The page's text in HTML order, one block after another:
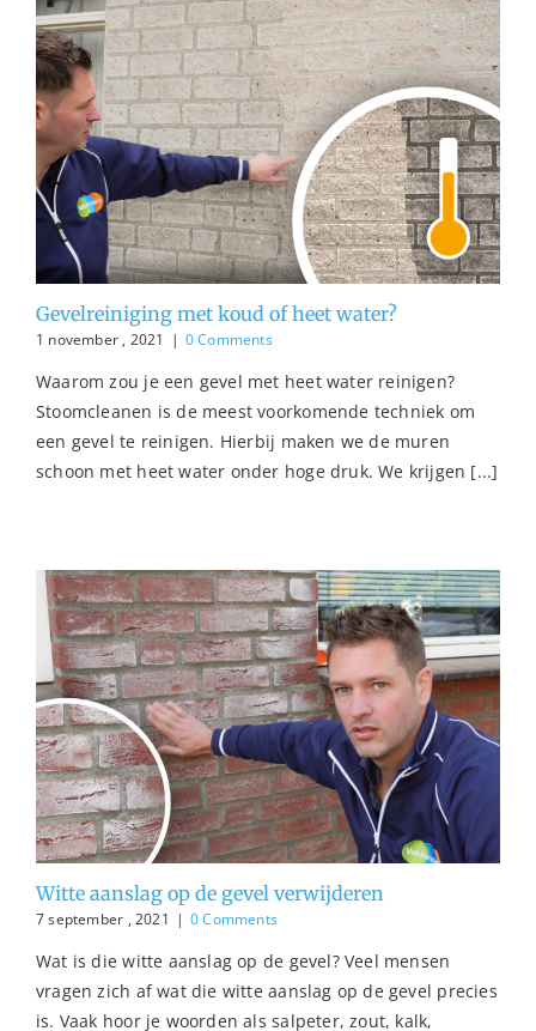
Gevelreiniging met koud of heet water?
1 november , 2021 | 0 Comments
Waarom zou je een gevel met heet water reinigen?
Stoomcleanen is de meest voorkomende techniek om
een gevel te reinigen. Hierbij maken we de muren
schoon met heet water onder hoge druk. We krijgen [...]
Witte aanslag op de gevel verwijderen
7 september , 2021 | 0 Comments
Wat is die witte aanslag op de gevel? Veel mensen
vragen zich af wat die witte aanslag op de gevel precies
is. Vaak hoor je woorden als salpeter, zout, kalk,